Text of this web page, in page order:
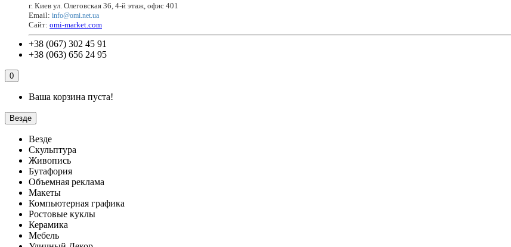
г. Киев ул. Олеговская 36, 4-й этаж, офис 401
Email: info@omi.net.ua
Сайт: omi-market.com
+38 (067) 302 45 91
+38 (063) 656 24 95
0
Ваша корзина пуста!
Везде
Везде
Скульптура
Живопись
Бутафория
Объемная реклама
Макеты
Компьютерная графика
Ростовые куклы
Керамика
Мебель